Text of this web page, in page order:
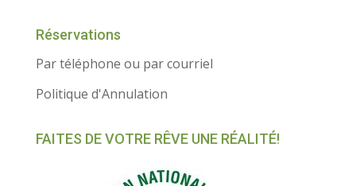
Réservations
Par téléphone ou par courriel
Politique d'Annulation
FAITES DE VOTRE RÊVE UNE RÉALITÉ!